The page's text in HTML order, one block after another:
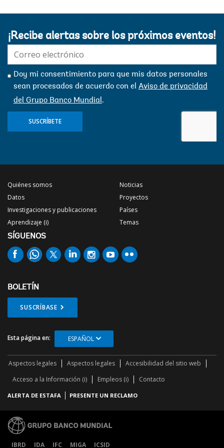
¡Recibe alertas sobre los próximos eventos!
mail:
Doy mi consentimiento para que mis datos personales
sean procesados ​​de acuerdo con el Aviso de privacidad
del Grupo Banco Mundial.
SUSCRÍBETE
Quiénes somos
Datos
Investigaciones y publicaciones
Aprendizaje (i)
Noticias
Proyectos
Países
Temas
SÍGUENOS
BOLETÍN
SUSCRÍBASE
Esta página en: ESPAÑOL
Aspectos legales Aspectos legales
Accesibilidad del sitio web
Acceso a la Información (i)
Empleos (i) Contacto
ALERTA DE ESTAFA PRESENTE UN RECLAMO
IBRD IDA IFC MIGA ICSID